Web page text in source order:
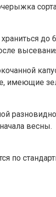
имеющие
весны.
по